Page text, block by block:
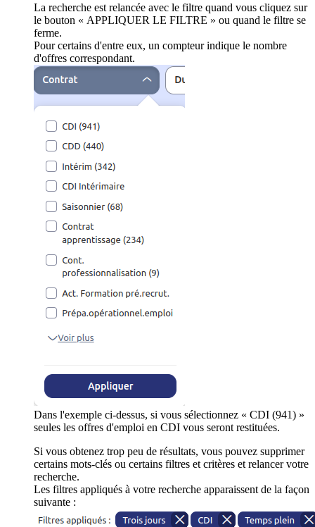
La recherche est relancée avec le filtre quand vous cliquez sur
le bouton « APPLIQUER LE FILTRE » ou quand le filtre se
ferme.
Pour certains d'entre eux, un compteur indique le nombre
d'offres correspondant.
Dans l'exemple ci-dessus, si vous sélectionnez « CDI (941) »
seules les offres d'emploi en CDI vous seront restituées.
Si vous obtenez trop peu de résultats, vous pouvez supprimer
certains mots-clés ou certains filtres et critères et relancer votre
recherche.
Les filtres appliqués à votre recherche apparaissent de la façon
suivante :